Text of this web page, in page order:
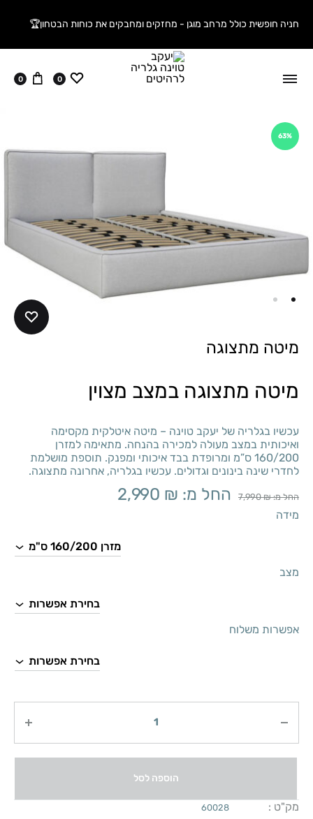
חניה חופשית כולל מרחב מוגן - מחזקים ומחבקים את כוחות הבטחון🏆
ווישליסט
0 עגלה
0
63%
מיטה מתצוגה
מיטה מתצוגה במצב מצוין
עכשיו בגלריה של יעקב טוינה – מיטה איטלקית מקסימה
ואיכותית במצב מעולה למכירה בהנחה. מתאימה למזרן
160/200 ס”מ ומרופדת בבד איכותי ומפנק. תוספת מושלמת
לחדרי שינה בינונים וגדולים. עכשיו בגלריה, אחרונה מתצוגה.
החל מ: 7,990₪ החל מ: 2,990 ₪
מידה
מצב
אפשרות משלוח
הוספה לסל
מק"ט : 60028